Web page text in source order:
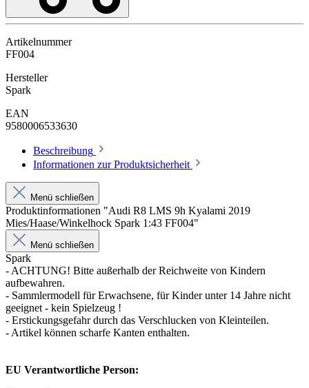
Artikelnummer
FF004
Hersteller
Spark
EAN
9580006533630
Beschreibung
Informationen zur Produktsicherheit
Menü schließen
Produktinformationen "Audi R8 LMS 9h Kyalami 2019
Mies/Haase/Winkelhock Spark 1:43 FF004"
Menü schließen
Spark
- ACHTUNG! Bitte außerhalb der Reichweite von Kindern
aufbewahren.
- Sammlermodell für Erwachsene, für Kinder unter 14 Jahre nicht
geeignet - kein Spielzeug !
- Erstickungsgefahr durch das Verschlucken von Kleinteilen.
- Artikel können scharfe Kanten enthalten.
EU Verantwortliche Person: